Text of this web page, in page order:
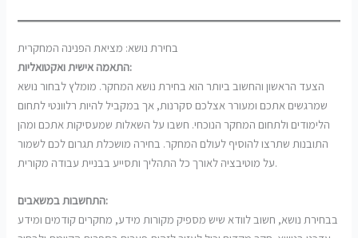
בחירת נושא: מציאת הפנינה המחקרית
התאמה אישית ואקטואליות:
הצעד הראשון והחשוב ביותר הוא בחירת נושא המחקר. מומלץ לבחור נושא
שמרגשים אתכם ומעורר אצלכם סקרנות, אך במקביל להיות רלוונטי לתחום
הלימודים ולתחום המחקר הנוכחי. חשבו על השאלות שמעסיקות אתכם ומהן
התובנות שתרצו להוסיף לעולם המחקר. בחירה מושכלת תגרום לכם לשמור
על מוטיבציה לאורך כל התהליך ותסייע בבניית עבודה מקורית.
התחשבות במשאבים:
בבחירת נושא, חשוב לוודא שיש מספיק מקורות מידע, מחקרים קודמים ומידע